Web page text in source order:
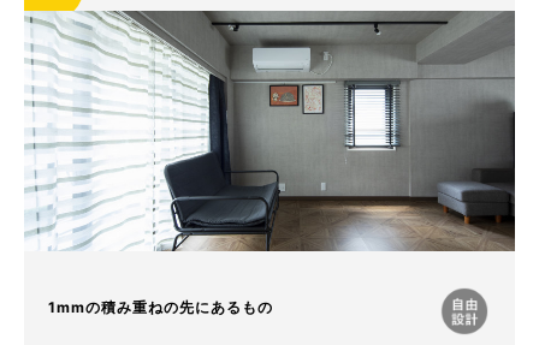
1mmの積み重ねの先にあるもの